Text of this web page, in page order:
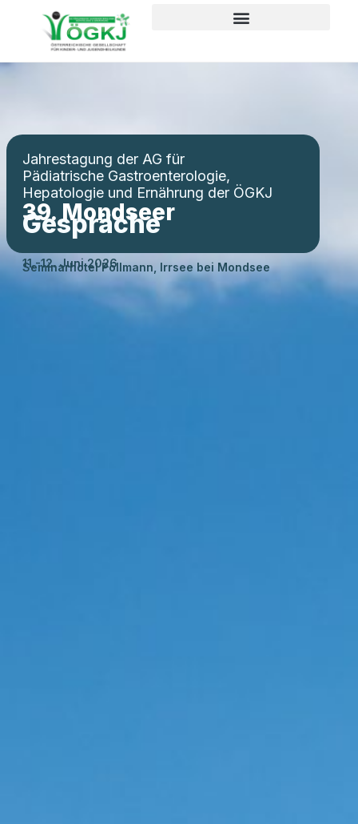
Jahrestagung der AG für
Pädiatrische Gastroenterologie,
Hepatologie und Ernährung der ÖGKJ
39. Mondseer
Gespräche
11.-12. Juni 2026
Seminarhotel Pöllmann, Irrsee bei Mondsee